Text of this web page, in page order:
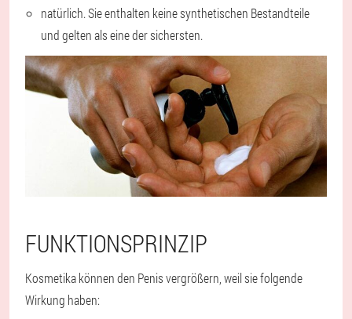
natürlich. Sie enthalten keine synthetischen Bestandteile
und gelten als eine der sichersten.
FUNKTIONSPRINZIP
Kosmetika können den Penis vergrößern, weil sie folgende
Wirkung haben: